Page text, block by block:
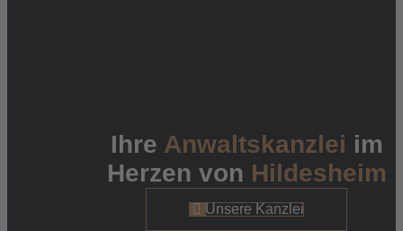
Ihre Anwaltskanzlei im
Herzen von Hildesheim
Unsere Kanzlei